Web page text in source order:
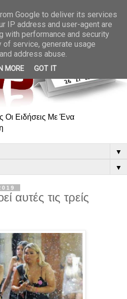
Οι Ειδήσεις Με Ένα
▼
▼
αυτές τις τρείς
Google to deliver its services
IP address and user-agent are
with performance and security
service, generate usage
address abuse.
MORE GOT IT